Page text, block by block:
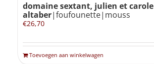
domaine sextant, julien et carole
altaber|foufounette|mouss
€26,70
Toevoegen aan winkelwagen